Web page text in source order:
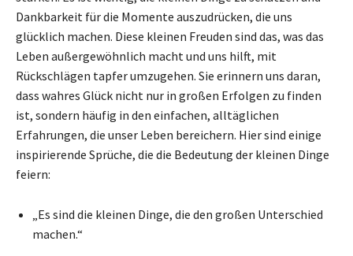
Dankbarkeit für die Momente auszudrücken, die uns
glücklich machen. Diese kleinen Freuden sind das, was das
Leben außergewöhnlich macht und uns hilft, mit
Rückschlägen tapfer umzugehen. Sie erinnern uns daran,
dass wahres Glück nicht nur in großen Erfolgen zu finden
ist, sondern häufig in den einfachen, alltäglichen
Erfahrungen, die unser Leben bereichern. Hier sind einige
inspirierende Sprüche, die die Bedeutung der kleinen Dinge
feiern:
„Es sind die kleinen Dinge, die den großen Unterschied
machen.“